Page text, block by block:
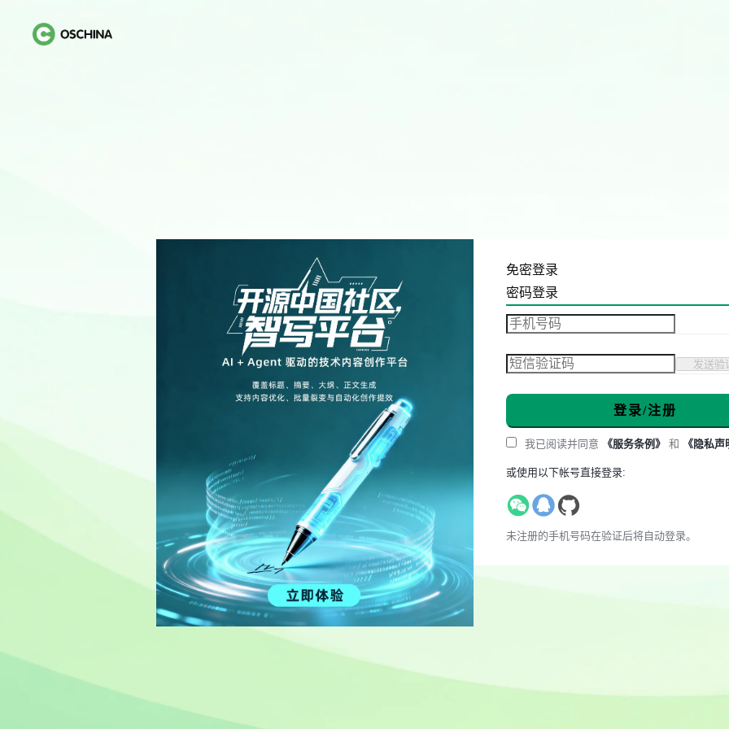
免密登录
密码登录
发送验
登录/注册
我已阅读并同意 《服务条例》 和 《隐私声
或使用以下帐号直接登录:
未注册的手机号码在验证后将自动登录。